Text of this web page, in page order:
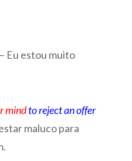
Eu estou muito
mindto reject an offer
maluco para